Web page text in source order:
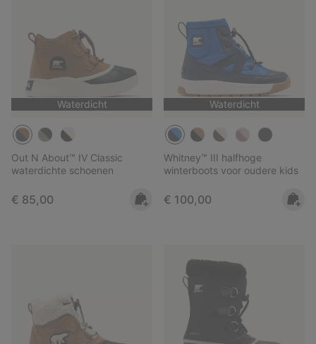
Waterdicht
Out N About™ IV Classic
waterdichte schoenen
Regular price:
€ 85,00
Waterdicht
Whitney™ III halfhoge
winterboots voor oudere kids
Regular price:
€ 100,00